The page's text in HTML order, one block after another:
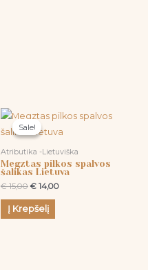
Sale!
Sale!
Atributika -Lietuviška
Megztas pilkos spalvos
šalikas Lietuva
€15,00
Original
price
was:
€ 15,00.
€ 14,00
Current
price
is:
Į Krepšelį